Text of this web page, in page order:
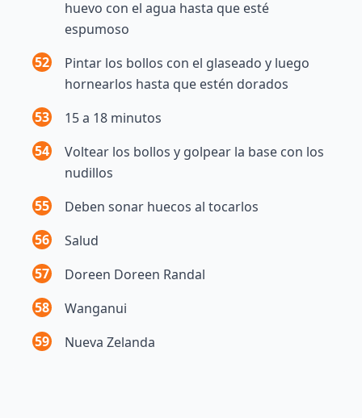
huevo con el agua hasta que esté
espumoso
52
Pintar los bollos con el glaseado y luego
hornearlos hasta que estén dorados
53
15 a 18 minutos
54
Voltear los bollos y golpear la base con los
nudillos
55
Deben sonar huecos al tocarlos
56
Salud
57
Doreen Doreen Randal
58
Wanganui
59
Nueva Zelanda